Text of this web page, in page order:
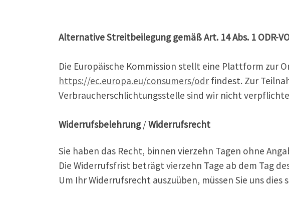
Alternative Streitbeilegung gemäß Art. 14 Abs. 1 ODR-
Die Europäische Kommission stellt eine Plattform zur
https://ec.europa.eu/consumers/odr findest. Zur
Verbraucherschlichtungsstelle sind wir nicht
Widerrufsbelehrung/Widerrufsrecht
Sie haben das Recht, binnen vierzehn Tagen ohne
Die Widerrufsfrist beträgt vierzehn Tage ab dem Tag
Um Ihr Widerrufsrecht auszuüben, müssen Sie uns